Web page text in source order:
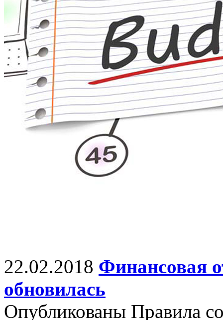
22.02.2018 Финансовая
обновилась
Опубликованы Правила